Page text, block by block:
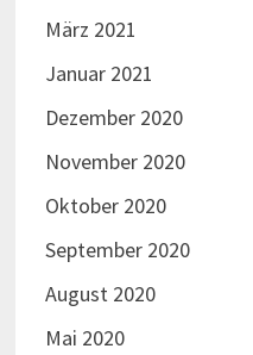
März 2021
Januar 2021
Dezember 2020
November 2020
Oktober 2020
September 2020
August 2020
Mai 2020